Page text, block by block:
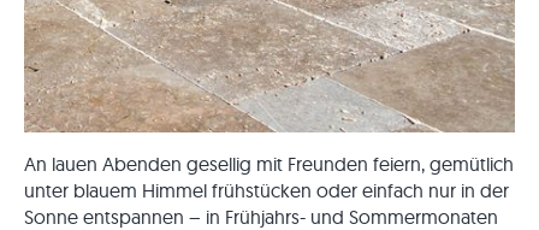
An lauen Abenden gesellig mit Freunden feiern, gemütlich
unter blauem Himmel frühstücken oder einfach nur in der
Sonne entspannen – in Frühjahrs- und Sommermonaten